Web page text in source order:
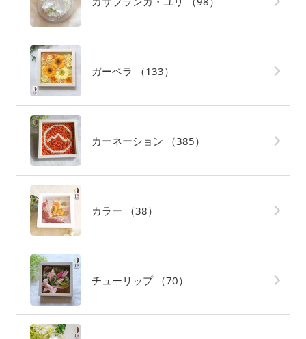
ガーベラ （133）
カーネーション （385）
カラー （38）
チューリップ （70）